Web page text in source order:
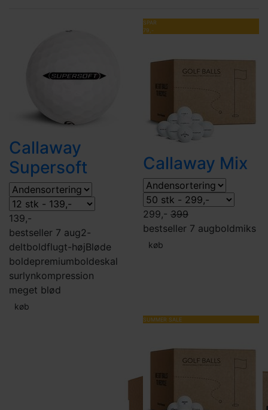
Callaway
Supersoft
139,-
bestseller 7 aug2-
deltboldflugt-højBløde
boldepremiumboldeskal
surlynkompression
meget blød
køb
SPAR
79,-
Callaway Mix
299,- 399
bestseller 7 augboldmiks
køb
SUMMER SALE